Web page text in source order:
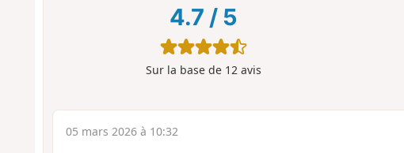
4.7 / 5
Sur la base de 12avis
05 mars 2026 à 10:32